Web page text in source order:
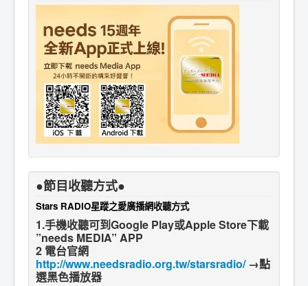
●節目收聽方式●
Stars RADIO星蹤之愛廣播網收聽方式
1.手機收聽可到Google Play或Apple Store下載
”needs MEDIA” APP
2 電台官網
http://www.needsradio.org.tw/starsradio/→點
選黑色播放器